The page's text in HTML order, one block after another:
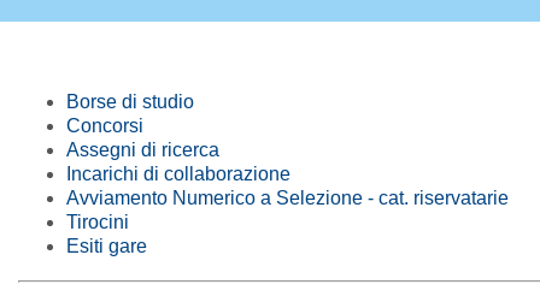
Borse di studio
Concorsi
Assegni di ricerca
Incarichi di collaborazione
Avviamento Numerico a Selezione - cat. riservatarie
Tirocini
Esiti gare